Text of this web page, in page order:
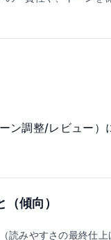
ン調整/レビュー）
傾向）
読みやすさの最終仕上